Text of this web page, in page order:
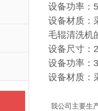
设备功率：
设备材质：
毛辊清洗机
设备尺寸：
设备功率：
设备材质：
我公司主要生